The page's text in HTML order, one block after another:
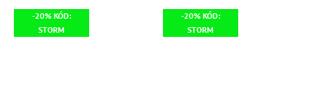
-20% KÓD:
STORM
-20% KÓD:
STORM